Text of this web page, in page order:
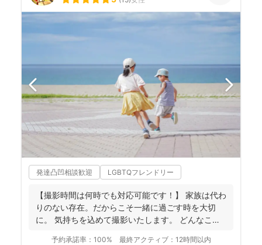
発達凸凹相談歓迎 LGBTQフレンドリー
【撮影時間は何時でも対応可能です！】 家族は代わ
りのない存在。だからこそ一緒に過ごす時を大切
に。 気持ちを込めて撮影いたします。 どんなこと
予約承諾率： 100% 最終アクティブ： 12時間以内